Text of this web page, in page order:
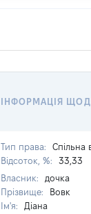
ІНФОРМАЦІЯ
Тип права:
Спільна
Відсоток, %:
33,33
Власник:
дочка
Прізвище:
Вовк
Ім'я:
Діана